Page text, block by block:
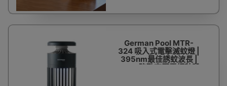
German Pool MTR-
324 吸入式電擊滅蚊燈 |
395nm最佳誘蚊波長 |
900V強勁高壓電網秒殺